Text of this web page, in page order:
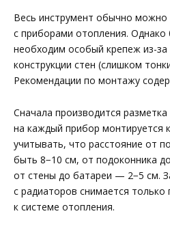
Весь инструмент обычно можно
с приборами отопления. Однако
необходим особый крепеж из-за
конструкции стен (слишком
Рекомендации по монтажу
Сначала производится
на каждый прибор монтируется
учитывать, что расстояние от
быть 8−10 см, от подоконника
от стены до батареи — 2−5 см.
с радиаторов снимается только
к системе отопления.